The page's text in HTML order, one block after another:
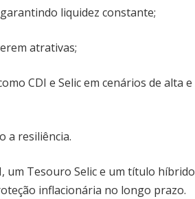
liquidez constante;
atrativas;
CDI e Selic em cenários de alta e
a resiliência.
um Tesouro Selic e um título híbrido
inflacionária no longo prazo.